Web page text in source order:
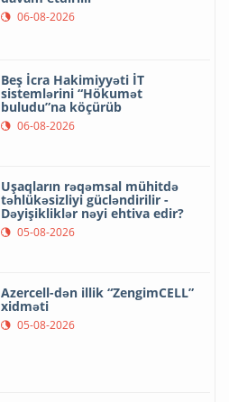
06-08-2026
Beş İcra Hakimiyyəti İT
sistemlərini “Hökumət
buludu”na köçürüb
06-08-2026
Uşaqların rəqəmsal mühitdə
təhlükəsizliyi gücləndirilir -
Dəyişikliklər nəyi ehtiva edir?
05-08-2026
Azercell-dən illik “ZengimCELL”
xidməti
05-08-2026